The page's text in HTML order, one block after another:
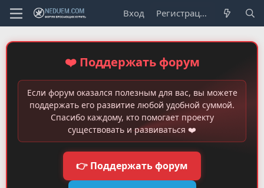
Вход Регистрация
❤️ Поддержать форум
Если форум оказался полезным для вас, вы можете
поддержать его развитие любой удобной суммой.
Спасибо каждому, кто помогает проекту
существовать и развиваться ❤️
👉 Поддержать форум